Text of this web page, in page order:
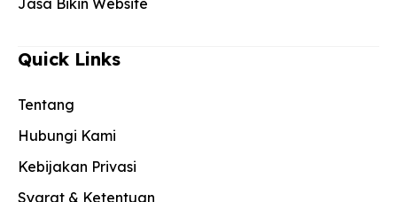
Jasa Bikin Website
Quick Links
Tentang
Hubungi Kami
Kebijakan Privasi
Syarat & Ketentuan